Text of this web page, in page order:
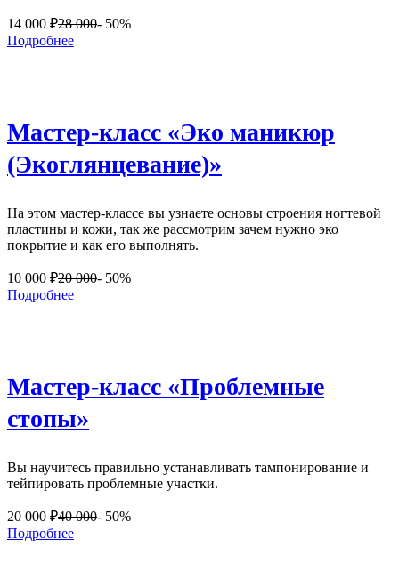
14 000 ₽28 000- 50%
Подробнее
Мастер-класс «Эко маникюр
(Экоглянцевание)»
На этом мастер-классе вы узнаете основы строения ногтевой
пластины и кожи, так же рассмотрим зачем нужно эко
покрытие и как его выполнять.
10 000 ₽20 000- 50%
Подробнее
Мастер-класс «Проблемные
стопы»
Вы научитесь правильно устанавливать тампонирование и
тейпировать проблемные участки.
20 000 ₽40 000- 50%
Подробнее